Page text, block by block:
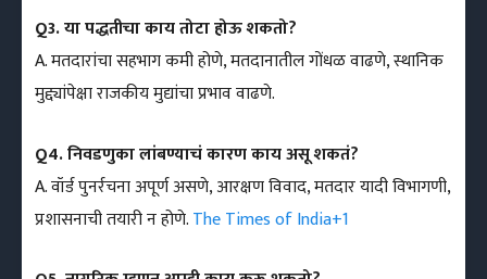
Q3. या पद्धतीचा काय तोटा होऊ शकतो?
A. मतदारांचा सहभाग कमी होणे, मतदानातील गोंधळ वाढणे, स्थानिक
मुद्द्यांपेक्षा राजकीय मुद्यांचा प्रभाव वाढणे.
Q4. निवडणुका लांबण्याचं कारण काय असू शकतं?
A. वॉर्ड पुनर्रचना अपूर्ण असणे, आरक्षण विवाद, मतदार यादी विभागणी,
प्रशासनाची तयारी न होणे.The Times of India+1